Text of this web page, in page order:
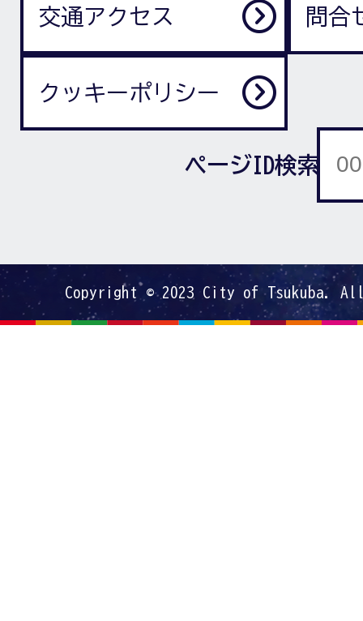
交通アクセス 問合
クッキーポリシー
ページID検索
Copyright © 2023 City of Tsukuba.